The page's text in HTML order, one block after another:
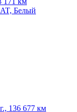
Белый